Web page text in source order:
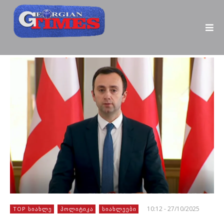
TOP ᲡᲘᲐᲮᲚᲔ ᲞᲝᲚᲘᲢᲘᲙᲐ ᲡᲘᲐᲮᲚᲔᲔᲑᲘ 10:12 - 27/10/2025